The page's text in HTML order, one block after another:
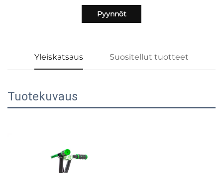
Pyynnöt
Yleiskatsaus Suositellut tuotteet
Tuotekuvaus